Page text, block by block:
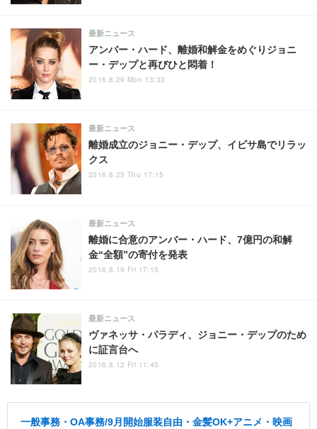
アンバー・ハード、離婚和解金をめぐりジョニ
ー・デップと再びひと悶着！
最新ニュース
2016.8.29 Mon 13:33
離婚成立のジョニー・デップ、イビサ島でリラッ
クス
最新ニュース
2016.8.25 Thu 17:15
離婚に合意のアンバー・ハード、7億円の和解
金“全額”の寄付を発表
最新ニュース
2016.8.19 Fri 17:15
ヴァネッサ・パラディ、ジョニー・デップのため
に証言台へ
最新ニュース
2016.8.12 Fri 11:45
一般事務・OA事務/9月開始服装自由・金髪OK+アニメ・映画